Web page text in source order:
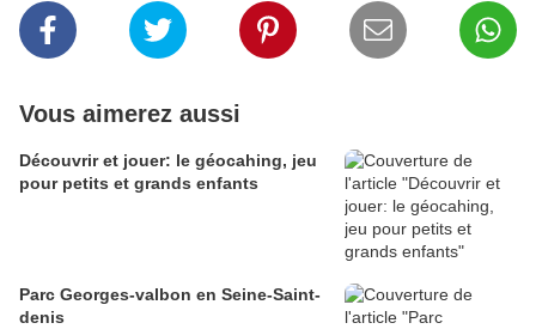
Vous aimerez aussi
Découvrir et jouer: le géocahing, jeu
pour petits et grands enfants
Parc Georges-valbon en Seine-Saint-
denis